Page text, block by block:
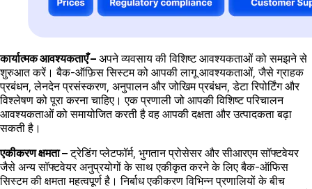
कार्यात्मक आवश्यकताएँ – अपने व्यवसाय की विशिष्ट आवश्यकताओं को समझने से
शुरुआत करें। बैक-ऑफ़िस सिस्टम को आपकी लागू आवश्यकताओं, जैसे ग्राहक
प्रबंधन, लेनदेन प्रसंस्करण, अनुपालन और जोखिम प्रबंधन, डेटा रिपोर्टिंग और
विश्लेषण को पूरा करना चाहिए। एक प्रणाली जो आपकी विशिष्ट परिचालन
आवश्यकताओं को समायोजित करती है वह आपकी दक्षता और उत्पादकता बढ़ा
सकती है।
एकीकरण क्षमता –ट्रेडिंग प्लेटफॉर्म, भुगतान प्रोसेसर और सीआरएम सॉफ्टवेयर
जैसे अन्य सॉफ्टवेयर अनुप्रयोगों के साथ एकीकृत करने के लिए बैक-ऑफिस
सिस्टम की क्षमता महत्वपूर्ण है। निर्बाध एकीकरण विभिन्न प्रणालियों के बीच